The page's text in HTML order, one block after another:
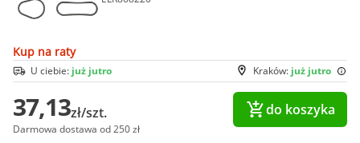
Kup na raty
Kraków: już jutro
U ciebie: już jutro
37,13zł/szt.
Darmowa dostawa od 250 zł
do koszyka